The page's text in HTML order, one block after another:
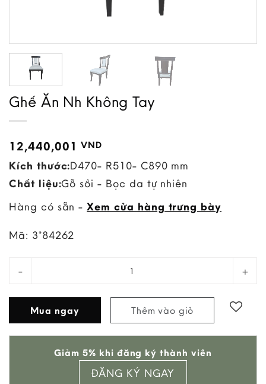
Ghế Ăn Nh Không Tay
12,440,001VND
Kích thước:D470- R510- C890 mm
Chất liệu:Gỗ sồi - Bọc da tự nhiên
Hàng có sẵn -Xem cửa hàng trưng bày
Mã: 3*84262
Mua ngay Thêm vào giỏ
wishlist
Giảm 5% khi đăng ký thành viên
ĐĂNG KÝ NGAY